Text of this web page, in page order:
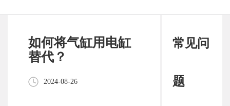
如何将气缸用电缸
替代？
2024-08-26
常见问
题
您好，我是电缸小助手，很高兴为
您服务
常见问题